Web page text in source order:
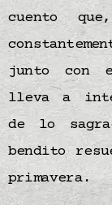
cuento
junto con
lleva a
de lo
bendito
primavera.